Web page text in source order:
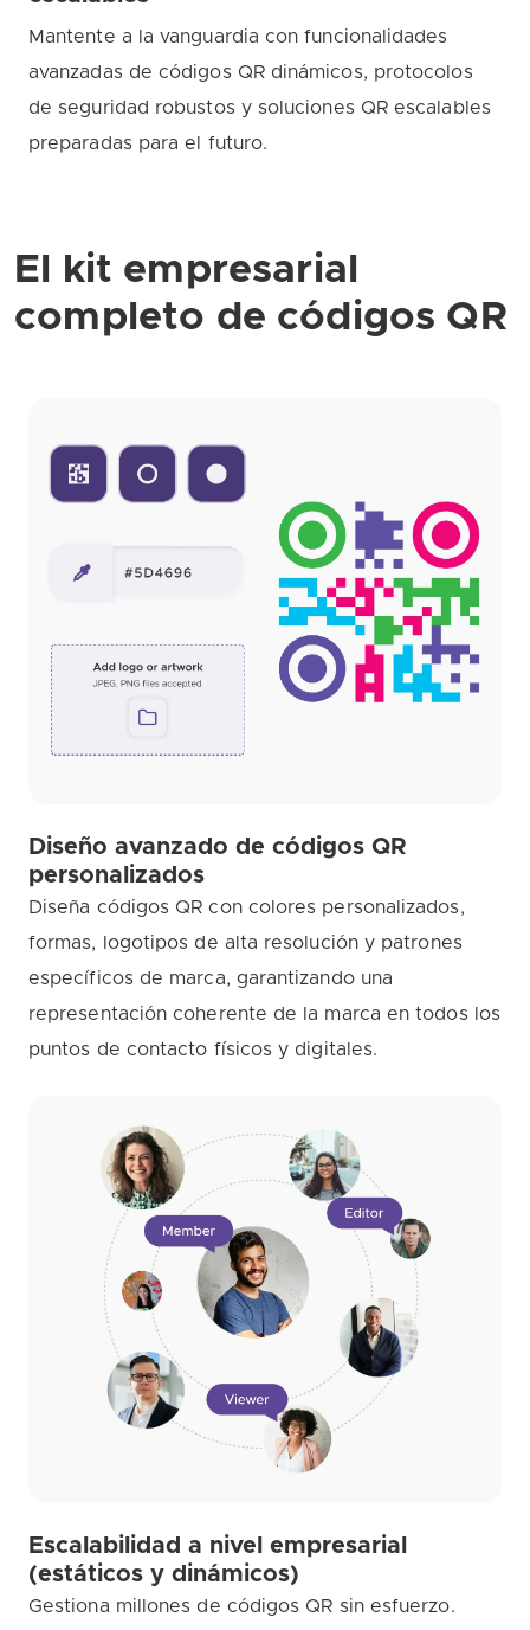
Mantente a la vanguardia con funcionalidades
avanzadas de códigos QR dinámicos, protocolos
de seguridad robustos y soluciones QR escalables
preparadas para el futuro.
El kit empresarial
completo de códigos QR
Diseño avanzado de códigos QR
personalizados
Diseña códigos QR con colores personalizados,
formas, logotipos de alta resolución y patrones
específicos de marca, garantizando una
representación coherente de la marca en todos los
puntos de contacto físicos y digitales.
Escalabilidad a nivel empresarial
(estáticos y dinámicos)
Gestiona millones de códigos QR sin esfuerzo.